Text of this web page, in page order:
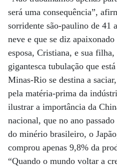
será uma consequência”,
sorridente são-paulino de 41
neve e que se diz
esposa, Cristiana, e sua
gigantesca tubulação que
Minas-Rio se destina a
pela matéria-prima da
ilustrar a importância da
nacional, que no ano
do minério brasileiro, o
comprou apenas 9,8% da
“Quando o mundo voltar a